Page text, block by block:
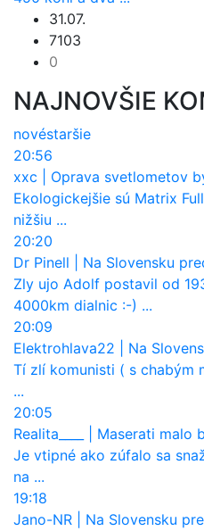
31.07.
7103
0
NAJNOVŠIE
novéstaršie
20:56
xxc
Oprava svetlometov by mala byť
Ekologickejšie sú Matrix
nižšiu ...
20:20
Dr Pinell
Na Slovensku pred pár
Zly ujo Adolf postavil od
4000km dialnic :-) ...
20:09
Elektrohlava22
Na Slovensku
Tí zlí komunisti ( s chabým
...
20:05
Realita____
Maserati malo byť čisto
Je vtipné ako zúfalo sa
na ...
19:18
Jano-NR
Na Slovensku pred pár